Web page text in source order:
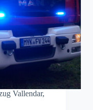
Vallendar,